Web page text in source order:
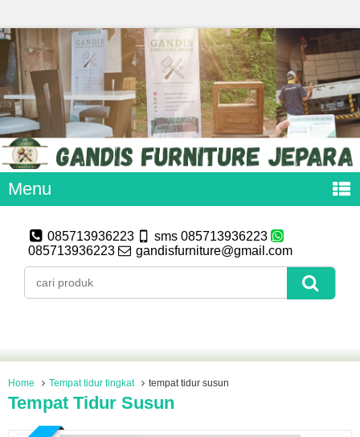
Menu
085713936223
sms 085713936223
085713936223
gandisfurniture@gmail.com
Home Tempat tidur tingkat tempat tidur susun
Tempat Tidur Susun